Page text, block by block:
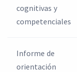
cognitivas y
competenciales
Informe de
orientación